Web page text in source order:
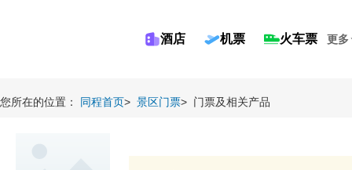
酒店 机票 火车票 更多
您所在的位置： 同程首页> 景区门票> 门票及相关产品